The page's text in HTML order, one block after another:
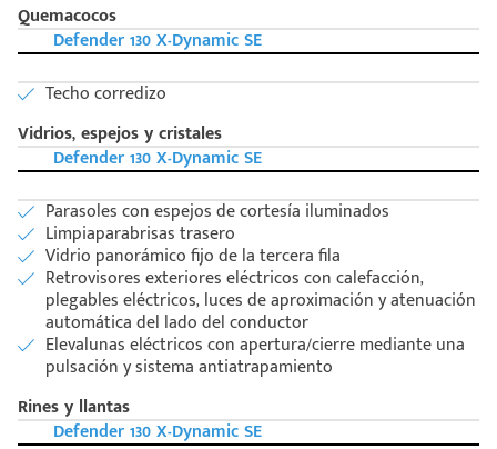
Quemacocos
Defender 130 X-Dynamic SE
Techo corredizo
Vidrios, espejos y cristales
Defender 130 X-Dynamic SE
Parasoles con espejos de cortesía iluminados
Limpiaparabrisas trasero
Vidrio panorámico fijo de la tercera fila
Retrovisores exteriores eléctricos con calefacción,
plegables eléctricos, luces de aproximación y atenuación
automática del lado del conductor
Elevalunas eléctricos con apertura/cierre mediante una
pulsación y sistema antiatrapamiento
Rines y llantas
Defender 130 X-Dynamic SE